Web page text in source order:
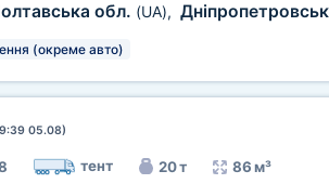
обл. (UA),
(окреме авто)
05.08)
тент 20 т 86 м³